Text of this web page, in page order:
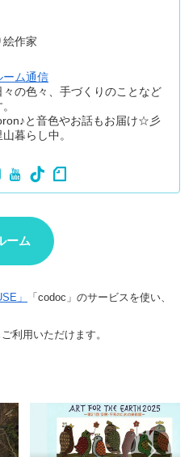
絵作家
ーム通信
々の色々、手づくりのことなど
と音色やお話もお届け☆彡
暮らし中。
」
「codoc」のサービスを使い、
利用いただけます。